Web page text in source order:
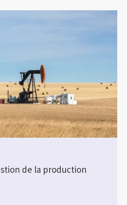
de la production